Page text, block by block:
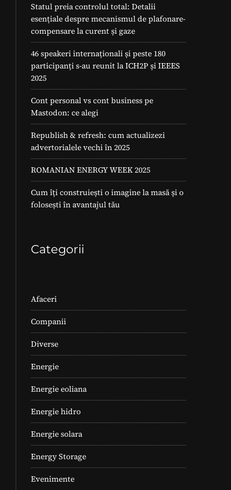
Statul preia controlul total: Detalii
esențiale despre mecanismul de plafonare-
compensare la curent și gaze
46 speakeri internaționali și peste 180
participanți s-au reunit la ICH2P și IEEES
2025
Cont personal vs cont business pe
Mastodon: ce alegi
Republish & refresh: cum actualizezi
advertorialele vechi în 2025
ROMANIAN ENERGY WEEK 2025
Cum îți construiești o imagine la masă și o
folosești în avantajul tău
Categorii
Afaceri
Companii
Diverse
Energie
Energie eoliana
Energie hidro
Energie solara
Energy Storage
Evenimente